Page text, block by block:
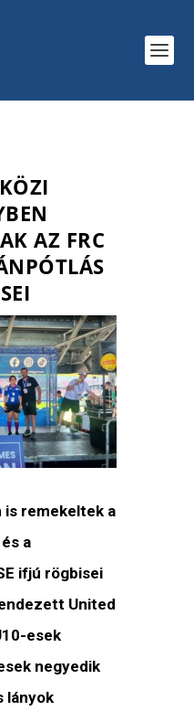
AZ FRC
is remekeltek a
a
ifjú rögbisei
United
esek
negyedik
lányok